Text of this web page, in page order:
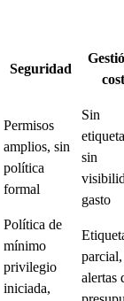
Seguridad
Permisos
amplios, sin
política
formal
Sin
sin
gasto
Política de
mínimo
privilegio
iniciada,
parcial,
alertas